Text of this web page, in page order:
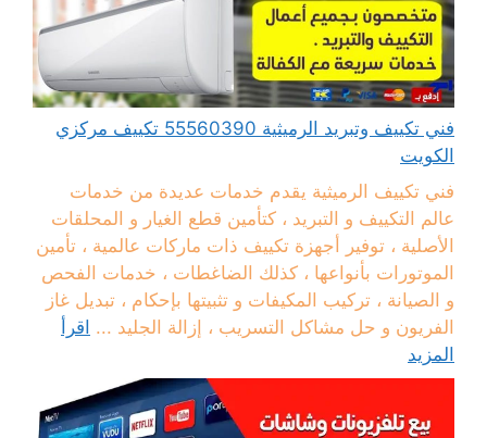
فني تكييف وتبريد الرميثية 55560390 تكييف مركزي
الكويت
فني تكييف الرميثية يقدم خدمات عديدة من خدمات
عالم التكييف و التبريد ، كتأمين قطع الغيار و المحلقات
الأصلية ، توفير أجهزة تكييف ذات ماركات عالمية ، تأمين
الموتورات بأنواعها ، كذلك الضاغطات ، خدمات الفحص
و الصيانة ، تركيب المكيفات و تثبيتها بإحكام ، تبديل غاز
الفريون و حل مشاكل التسريب ، إزالة الجليد ... اقرأ
المزيد